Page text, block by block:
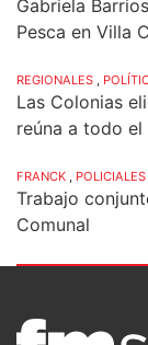
Gabriela
Pesca en Villa
REGIONALES ,
Las Colonias
reúna a todo
FRANCK , POLICIALES
Trabajo
Comunal